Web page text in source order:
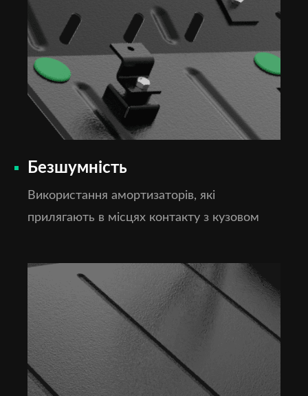
Безшумність
Використання амортизаторів, які
прилягають в місцях контакту з кузовом